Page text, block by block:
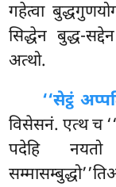
गहेत्वा
सिद्धेन बुद्ध-
अत्थो.
‘‘सेट्ठं
विसेसनं. एत्थ च
पदेहि